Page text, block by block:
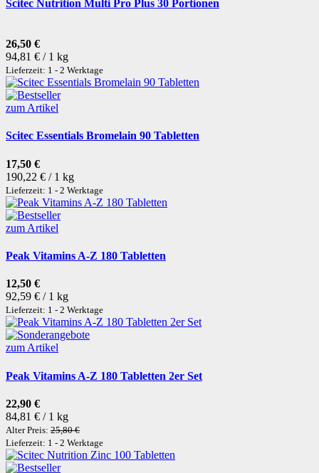
Scitec Nutrition Multi Pro Plus 30 Portionen
26,50 €
94,81 € / 1 kg
Lieferzeit: 1 - 2 Werktage
zum Artikel
Scitec Essentials Bromelain 90 Tabletten
17,50 €
190,22 € / 1 kg
Lieferzeit: 1 - 2 Werktage
zum Artikel
Peak Vitamins A-Z 180 Tabletten
12,50 €
92,59 € / 1 kg
Lieferzeit: 1 - 2 Werktage
zum Artikel
Peak Vitamins A-Z 180 Tabletten 2er Set
22,90 €
84,81 € / 1 kg
Alter Preis: 25,80 €
Lieferzeit: 1 - 2 Werktage